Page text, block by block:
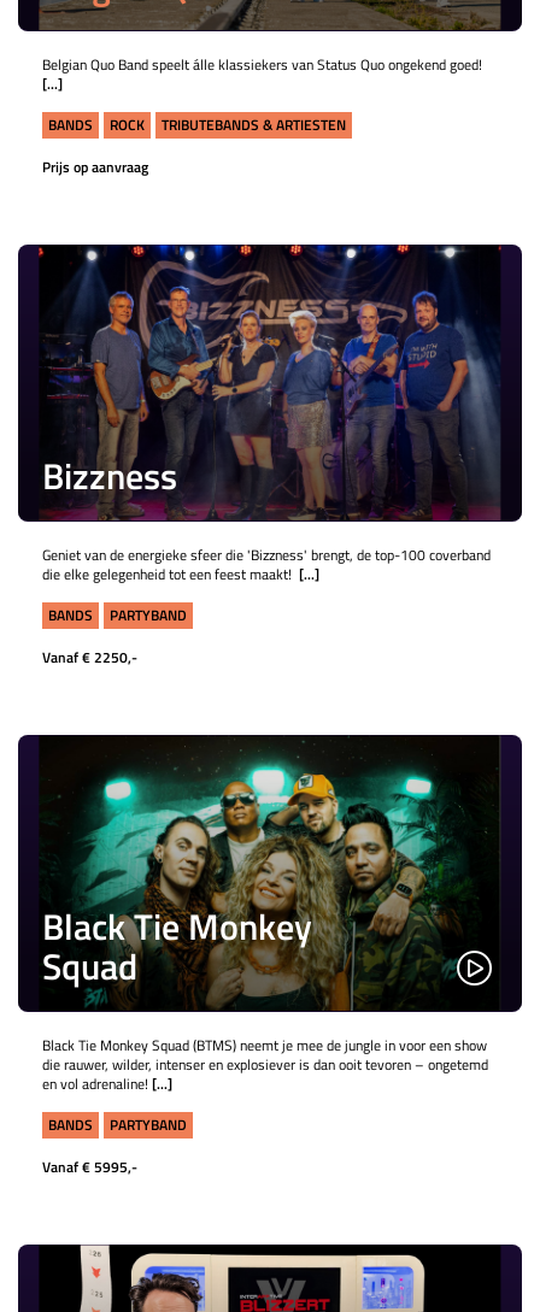
Belgian Quo Band speelt álle klassiekers van Status Quo ongekend goed!
[...]
BANDS
ROCK
TRIBUTEBANDS & ARTIESTEN
Prijs op aanvraag
Bizzness
Geniet van de energieke sfeer die 'Bizzness' brengt, de top-100 coverband
die elke gelegenheid tot een feest maakt! [...]
BANDS
PARTYBAND
Vanaf € 2250,-
Black Tie Monkey
Squad
Black Tie Monkey Squad (BTMS) neemt je mee de jungle in voor een show
die rauwer, wilder, intenser en explosiever is dan ooit tevoren – ongetemd
en vol adrenaline! [...]
BANDS
PARTYBAND
Vanaf € 5995,-